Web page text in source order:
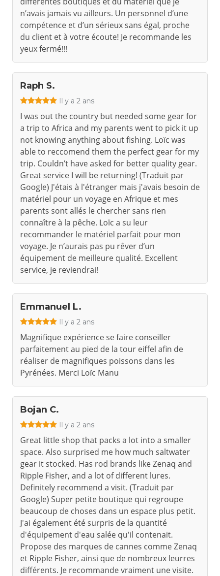
n’avais jamais vu ailleurs. Un personnel d’une
compétence et d’un sérieux sans égal, proche
du client et à votre écoute! Je recommande les
yeux fermé!!!
Raph S.
Il y a 2 ans
I was out the country but needed some gear for
a trip to Africa and my parents went to pick it up
not knowing anything about fishing. Loïc was
able to reccomend them the perfect gear for my
trip. Couldn’t have asked for better quality gear.
Great service I will be returning! (Traduit par
Google) J'étais à l'étranger mais j'avais besoin de
matériel pour un voyage en Afrique et mes
parents sont allés le chercher sans rien
connaître à la pêche. Loïc a su leur
recommander le matériel parfait pour mon
voyage. Je n’aurais pas pu rêver d’un
équipement de meilleure qualité. Excellent
service, je reviendrai!
Emmanuel L.
Il y a 2 ans
Magnifique expérience se faire conseiller
parfaitement au pied de la tour eiffel afin de
réaliser de magnifiques poissons dans les
Pyrénées. Merci Loïc Manu
Bojan C.
Il y a 2 ans
Great little shop that packs a lot into a smaller
space. Also surprised me how much saltwater
gear it stocked. Has rod brands like Zenaq and
Ripple Fisher, and a lot of different lures.
Definitely recommend a visit. (Traduit par
Google) Super petite boutique qui regroupe
beaucoup de choses dans un espace plus petit.
J'ai également été surpris de la quantité
d'équipement d'eau salée qu'il contenait.
Propose des marques de cannes comme Zenaq
et Ripple Fisher, ainsi que de nombreux leurres
différents. Je recommande vraiment une visite.